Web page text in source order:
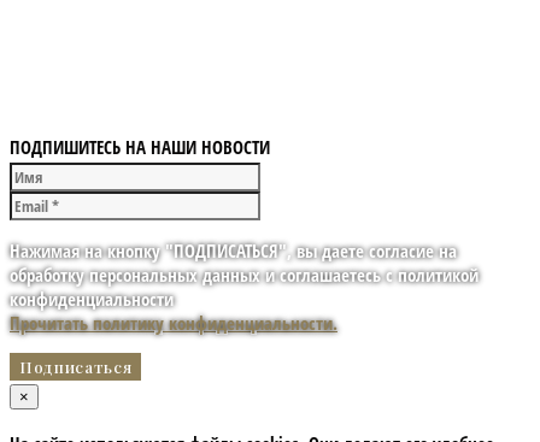
ПОДПИШИТЕСЬ НА НАШИ НОВОСТИ
Нажимая на кнопку "ПОДПИСАТЬСЯ", вы даете согласие на
обработку персональных данных и соглашаетесь с политикой
конфиденциальности
Прочитать политику конфиденциальности.
×